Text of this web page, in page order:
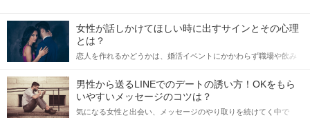
女性が話しかけてほしい時に出すサインとその心理
とは？
恋人を作れるかどうかは、婚活イベントにかかわらず職場や飲み
てアプローチできるかにも左右されます。 これから恋人作りを本
格的に始めようとしている方は、女性が異性を求めて出すサイン
をしっかりと理解し、正しい行動に移せるかどうかが重要。 この
記事では、女性が話しかけて欲しい時に出すサインとその心理を
男性から送るLINEでのデートの誘い方！OKをもら
いやすいメッセージのコツは？
気になる女性と出会い、メッセージのやり取りを続けてく中で